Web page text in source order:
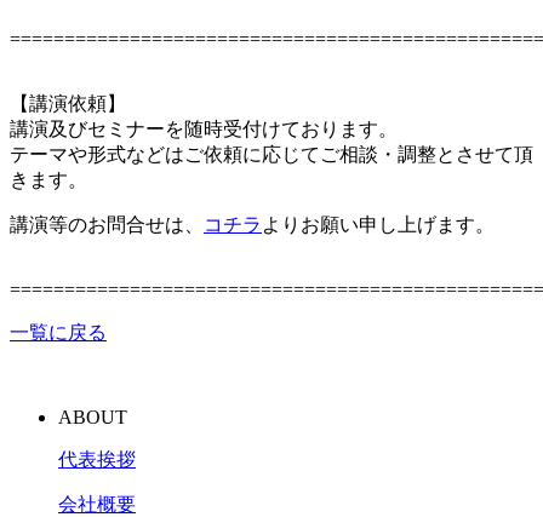
【講演依頼】
講演及びセミナーを随時受付けております。
テーマや形式などはご依頼に応じてご相談・調整とさせて頂
きます。
講演等のお問合せは、 コチラ よりお願い申し上げます。
一覧に戻る
ABOUT
代表挨拶
会社概要